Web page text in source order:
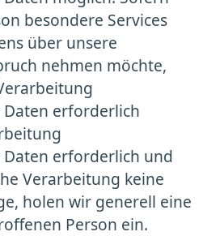
besondere Services
über unsere
nehmen möchte,
erforderlich
erforderlich und
Verarbeitung keine
holen wir generell eine
Person ein.